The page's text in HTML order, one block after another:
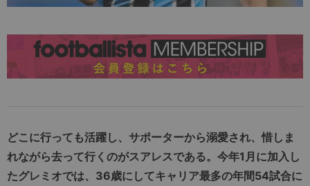
どこに行っても活躍し、サポーターから溺愛され、惜しま
れながら去って行くのがスアレスである。今年1月に加入し
たグレミオでは、36歳にしてキャリア最多の年間54試合に